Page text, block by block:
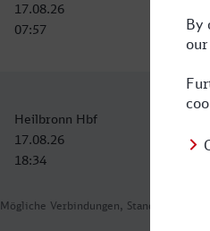
Mögliche Verbindungen, Stand: 2026-08-
17.08.26
07:57
16:58
Heilbronn Hbf
17.08.26
18:34